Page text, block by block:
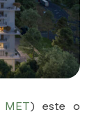
MET) este o